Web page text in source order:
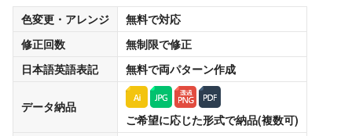
色変更・アレンジ
無料で対応
修正回数
無制限で修正
日本語英語表記
無料で両パターン作成
データ納品
ご希望に応じた形式で納品(複数可)